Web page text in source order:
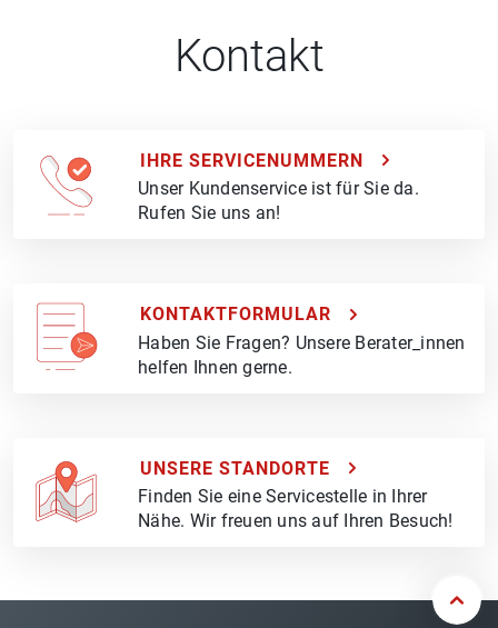
Kontakt
IHRE SERVICENUMMERN
Unser Kundenservice ist für Sie da.
Rufen Sie uns an!
KONTAKTFORMULAR
Haben Sie Fragen? Unsere Berater_innen
helfen Ihnen gerne.
UNSERE STANDORTE
Finden Sie eine Servicestelle in Ihrer
Nähe. Wir freuen uns auf Ihren Besuch!